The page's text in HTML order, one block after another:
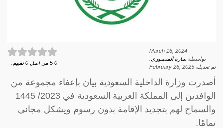
March 16, 2024
بواسطةسارة المنصوري
تم تعديله February 26, 2025
0
5 من اصل 0 تقييم.
أصدرت وزارة الداخلية السعودية بيان بإعفاء مجموعة من
الوافدين إلى المملكة العربية السعودية في 2023/ 1445
والسماح لهم بتجديد الإقامة بدون رسوم ويشكل مجاني
تمامًا.